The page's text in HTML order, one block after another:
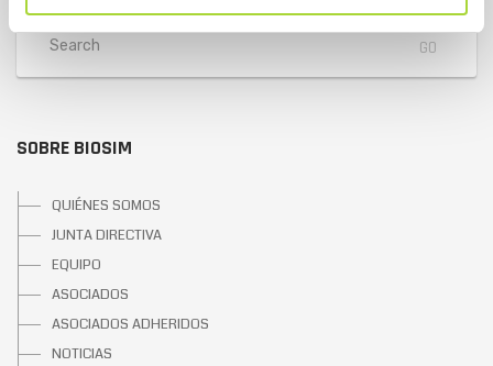
SOBRE BIOSIM
QUIÉNES SOMOS
JUNTA DIRECTIVA
EQUIPO
ASOCIADOS
ASOCIADOS ADHERIDOS
NOTICIAS